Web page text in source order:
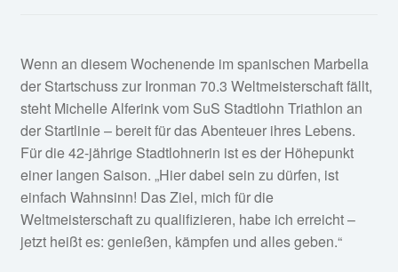
Wenn an diesem Wochenende im spanischen Marbella
der Startschuss zur Ironman 70.3 Weltmeisterschaft fällt,
steht Michelle Alferink vom SuS Stadtlohn Triathlon an
der Startlinie – bereit für das Abenteuer ihres Lebens.
Für die 42-jährige Stadtlohnerin ist es der Höhepunkt
einer langen Saison. „Hier dabei sein zu dürfen, ist
einfach Wahnsinn! Das Ziel, mich für die
Weltmeisterschaft zu qualifizieren, habe ich erreicht –
jetzt heißt es: genießen, kämpfen und alles geben.“